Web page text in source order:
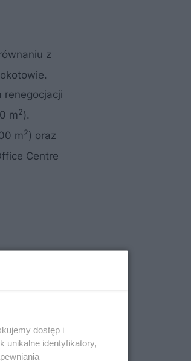
z
renegocjacji
m2).
m2) oraz
Centre
dostęp i
unikalne identyfikatory,